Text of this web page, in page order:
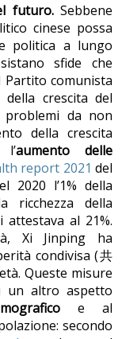
futuro.Sebbene
cinese possa
politica a lungo
sfide che
comunista
crescita del
problemi da non
della crescita
aumento delle
report 2021 del
2020 l’1% della
ricchezza della
attestava al 21%.
Xi Jinping ha
condivisa (共
Queste misure
un altro aspetto
e al
secondo